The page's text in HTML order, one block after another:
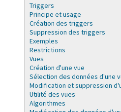
Triggers
Principe et usage
Création des triggers
Suppression des triggers
Exemples
Restrictions
Vues
Création d'une vue
Sélection des données d'une
Modification et suppression
Utilité des vues
Algorithmes